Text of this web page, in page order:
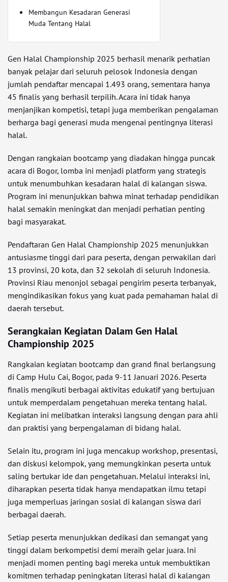
Membangun Kesadaran Generasi
Muda Tentang Halal
Gen Halal Championship 2025 berhasil menarik perhatian
banyak pelajar dari seluruh pelosok Indonesia dengan
jumlah pendaftar mencapai 1.493 orang, sementara hanya
45 finalis yang berhasil terpilih. Acara ini tidak hanya
menjanjikan kompetisi, tetapi juga memberikan pengalaman
berharga bagi generasi muda mengenai pentingnya literasi
halal.
Dengan rangkaian bootcamp yang diadakan hingga puncak
acara di Bogor, lomba ini menjadi platform yang strategis
untuk menumbuhkan kesadaran halal di kalangan siswa.
Program ini menunjukkan bahwa minat terhadap pendidikan
halal semakin meningkat dan menjadi perhatian penting
bagi masyarakat.
Pendaftaran Gen Halal Championship 2025 menunjukkan
antusiasme tinggi dari para peserta, dengan perwakilan dari
13 provinsi, 20 kota, dan 32 sekolah di seluruh Indonesia.
Provinsi Riau menonjol sebagai pengirim peserta terbanyak,
mengindikasikan fokus yang kuat pada pemahaman halal di
daerah tersebut.
Serangkaian Kegiatan Dalam Gen Halal
Championship 2025
Rangkaian kegiatan bootcamp dan grand final berlangsung
di Camp Hulu Cai, Bogor, pada 9-11 Januari 2026. Peserta
finalis mengikuti berbagai aktivitas edukatif yang bertujuan
untuk memperdalam pengetahuan mereka tentang halal.
Kegiatan ini melibatkan interaksi langsung dengan para ahli
dan praktisi yang berpengalaman di bidang halal.
Selain itu, program ini juga mencakup workshop, presentasi,
dan diskusi kelompok, yang memungkinkan peserta untuk
saling bertukar ide dan pengetahuan. Melalui interaksi ini,
diharapkan peserta tidak hanya mendapatkan ilmu tetapi
juga memperluas jaringan sosial di kalangan siswa dari
berbagai daerah.
Setiap peserta menunjukkan dedikasi dan semangat yang
tinggi dalam berkompetisi demi meraih gelar juara. Ini
menjadi momen penting bagi mereka untuk membuktikan
komitmen terhadap peningkatan literasi halal di kalangan